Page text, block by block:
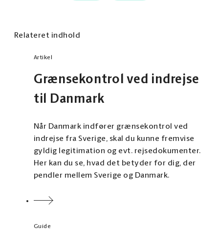
samt relevante rejsedokumenter.
Se hvad du skal kunne fremvise ved
grænsekontrol på polisen.se
Relateret indhold
Artikel
Grænsekontrol ved indrejse
til Danmark
Når Danmark indfører grænsekontrol ved
indrejse fra Sverige, skal du kunne fremvise
gyldig legitimation og evt. rejsedokumenter.
Her kan du se, hvad det betyder for dig, der
pendler mellem Sverige og Danmark.
Guide